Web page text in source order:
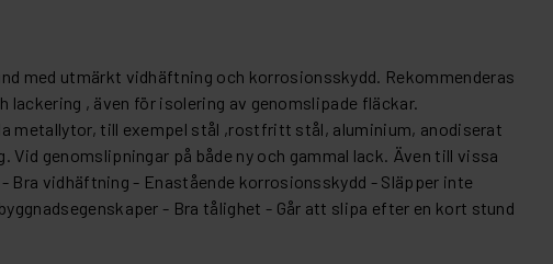
med utmärkt vidhäftning och korrosionsskydd. Rekommenderas
lackering , även för isolering av genomslipade fläckar.
metallytor, till exempel stål ,rostfritt stål, aluminium, anodiserat
Vid genomslipningar på både ny och gammal lack. Även till vissa
Bra vidhäftning - Enastående korrosionsskydd - Släpper inte
- Bra tålighet - Går att slipa efter en kort stund